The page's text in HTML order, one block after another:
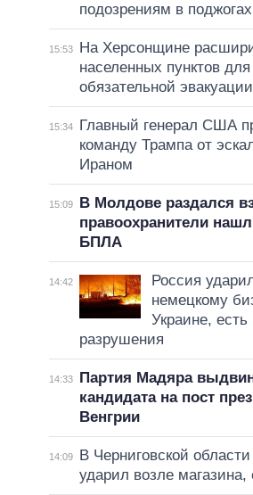
подозрениям в поджогах
15:53
На Херсонщине
населенных пунктов для
обязательной эвакуации
15:34
Главный генерал США
команду Трампа от
Ираном
15:09
В Молдове раздался
правоохранители
БПЛА
14:42
Россия
немецкому
Украине,
разрушения
14:33
Партия Мадяра
кандидата на пост
Венгрии
14:09
В Черниговской
ударил возле магазина,